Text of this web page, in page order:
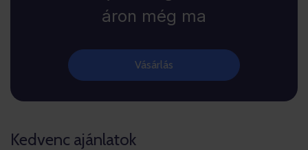
áron még ma
Vásárlás
Kedvenc ajánlatok